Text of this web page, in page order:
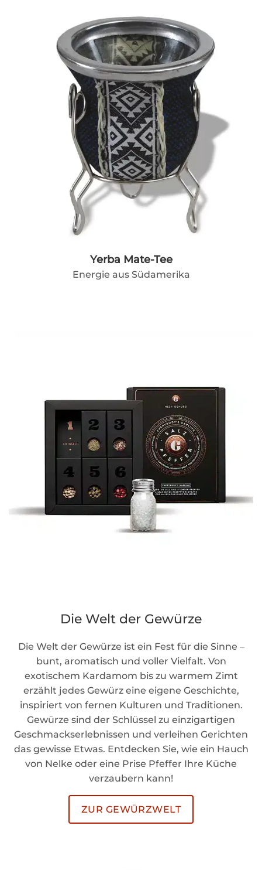
Yerba Mate-Tee
Energie aus Südamerika
Die Welt der Gewürze
Die Welt der Gewürze ist ein Fest für die Sinne –
bunt, aromatisch und voller Vielfalt. Von
exotischem Kardamom bis zu warmem Zimt
erzählt jedes Gewürz eine eigene Geschichte,
inspiriert von fernen Kulturen und Traditionen.
Gewürze sind der Schlüssel zu einzigartigen
Geschmackserlebnissen und verleihen Gerichten
das gewisse Etwas. Entdecken Sie, wie ein Hauch
von Nelke oder eine Prise Pfeffer Ihre Küche
verzaubern kann!
ZUR GEWÜRZWELT